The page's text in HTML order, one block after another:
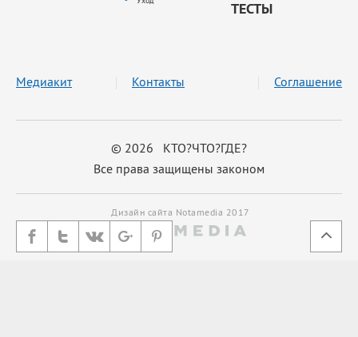
ТЕСТЫ
© 2026 КТО?ЧТО?ГДЕ?
Все права защищены законом
Медиакит Контакты Соглашение
Дизайн сайта Notamedia 2017